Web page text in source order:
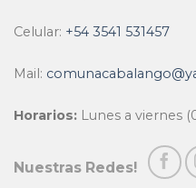
Celular: +54 3541 531457
Mail:
Horarios: Lunes a viernes
Nuestras Redes!